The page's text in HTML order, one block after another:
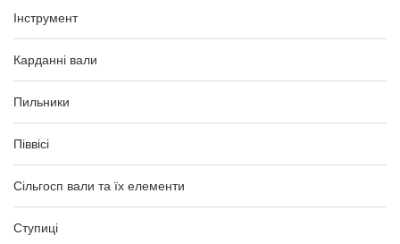
Інструмент
Карданні вали
Пильники
Піввісі
Сільгосп вали та їх елементи
Ступиці